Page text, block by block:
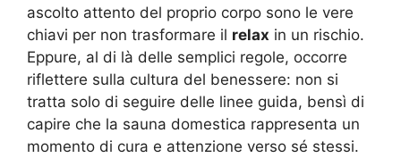
ascolto attento del proprio corpo sono le vere
chiavi per non trasformare il relax in un rischio.
Eppure, al di là delle semplici regole, occorre
riflettere sulla cultura del benessere: non si
tratta solo di seguire delle linee guida, bensì di
capire che la sauna domestica rappresenta un
momento di cura e attenzione verso sé stessi.